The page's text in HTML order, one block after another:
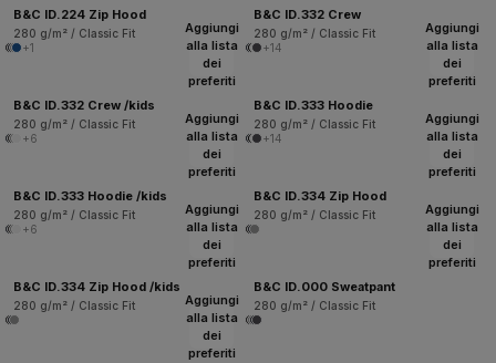
B&C ID.224 Zip Hood
280 g/m² / Classic Fit
+1
B&C ID.332 Crew
280 g/m² / Classic Fit
+14
Aggiungi
alla lista
dei
preferiti
B&C ID.332 Crew /kids
280 g/m² / Classic Fit
+6
Aggiungi
alla lista
dei
preferiti
B&C ID.333 Hoodie
280 g/m² / Classic Fit
+14
Aggiungi
alla lista
dei
preferiti
B&C ID.333 Hoodie /kids
280 g/m² / Classic Fit
+6
Aggiungi
alla lista
dei
preferiti
B&C ID.334 Zip Hood
280 g/m² / Classic Fit
Aggiungi
alla lista
dei
preferiti
B&C ID.334 Zip Hood /kids
280 g/m² / Classic Fit
Aggiungi
alla lista
dei
preferiti
B&C ID.000 Sweatpant
280 g/m² / Classic Fit
Aggiungi
alla lista
dei
preferiti